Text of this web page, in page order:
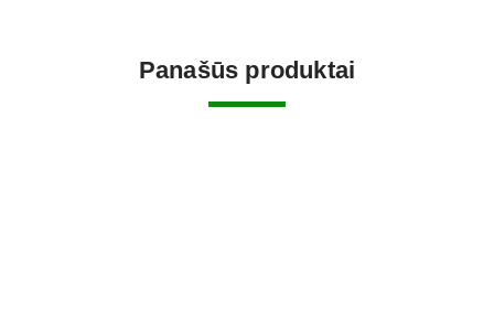
Panašūs produktai